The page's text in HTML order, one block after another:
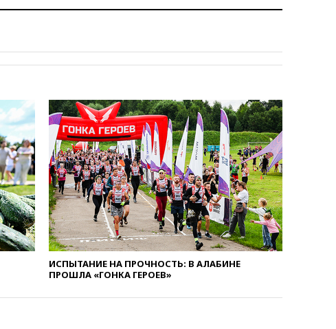
10:21ФСБ задержала более
10:13Минтранс предлагает
БПЛА
09:56Хакеры нашли
документы об ударах ВСУ по
нефтяным терминалам в
России
09:49WSJ: Трамп «сходит с
ума» из-за сообщений в СМИ
об истощении боеприпасов у
США
09:36Исландия и Черногория
в 2028 году могут войти в
состав Евросоюза
приверженности Армении
ИСПЫТАНИЕ НА ПРОЧНОСТЬ: В АЛАБИНЕ
ПРОШЛА «ГОНКА ГЕРОЕВ»